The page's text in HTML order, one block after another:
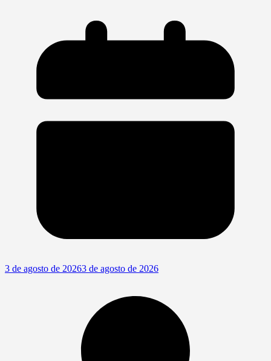
3 de agosto de 20263 de agosto de 2026